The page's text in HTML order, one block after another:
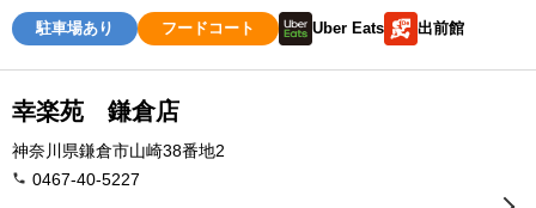
駐車場あり フードコート Uber Eats 出前館
幸楽苑 鎌倉店
神奈川県鎌倉市山崎38番地2
0467-40-5227